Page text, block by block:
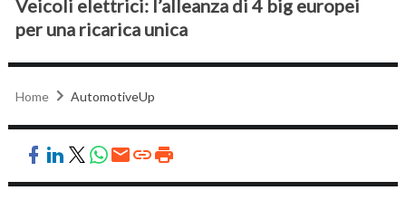
Veicoli elettrici: l’alleanza di 4 big europei
per una ricarica unica
Home AutomotiveUp